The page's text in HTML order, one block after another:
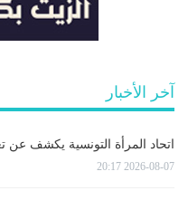
آخر الأخبار
اتحاد المرأة التونسية يكشف عن
2026-08-07 20:17